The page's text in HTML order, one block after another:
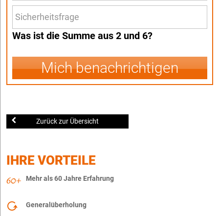
Was ist die Summe aus 2 und 6?
Mich benachrichtigen
Zurück zur Übersicht
IHRE VORTEILE
Mehr als 60 Jahre Erfahrung
Generalüberholung